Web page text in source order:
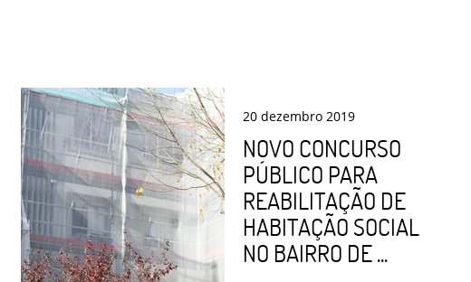
20 dezembro 2019
NOVO CONCURSO
PÚBLICO PARA
REABILITAÇÃO DE
HABITAÇÃO SOCIAL
NO BAIRRO DE ...